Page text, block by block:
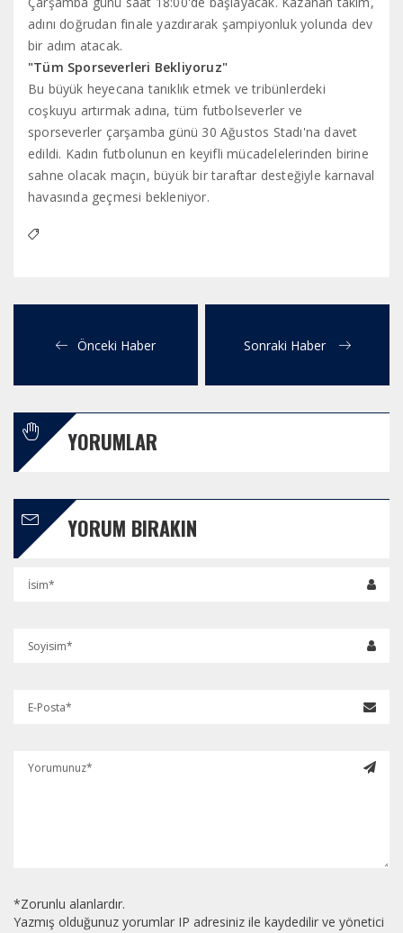
adını doğrudan finale yazdırarak şampiyonluk yolunda dev
bir adım atacak.
"Tüm Sporseverleri Bekliyoruz"
Bu büyük heyecana tanıklık etmek ve tribünlerdeki
coşkuyu artırmak adına, tüm futbolseverler ve
sporseverler çarşamba günü 30 Ağustos Stadı'na davet
edildi. Kadın futbolunun en keyifli mücadelelerinden birine
sahne olacak maçın, büyük bir taraftar desteğiyle karnaval
havasında geçmesi bekleniyor.
Önceki Haber Sonraki Haber
YORUMLAR
YORUM BIRAKIN
*Zorunlu alanlardır.
Yazmış olduğunuz yorumlar IP adresiniz ile kaydedilir ve yönetici